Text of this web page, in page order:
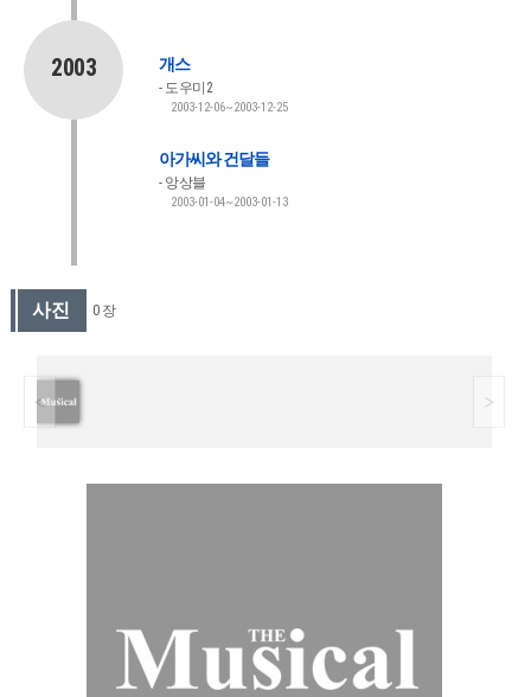
2003 개스
도우미2
2003-12-06~2003-12-25
아가씨와 건달들
앙상블
2003-01-04~2003-01-13
사진 0 장